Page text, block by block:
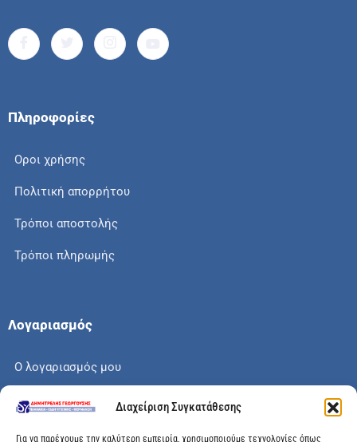
Διαχείριση Συγκατάθεσης
Για να παρέχουμε την καλύτερη εμπειρία, χρησιμοποιούμε τεχνολογίες όπως
Πληροφορίες
Οροι χρήσης
Πολιτική απορρήτου
Τρόποι αποστολής
Τρόποι πληρωμής
Λογαριασμός
Ο λογαριασμός μου
Το καλάθι μου
Check out